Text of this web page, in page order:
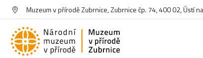
Muzeum v přírodě Zubrnice, Zubrnice čp. 74, 400 02, Ústí